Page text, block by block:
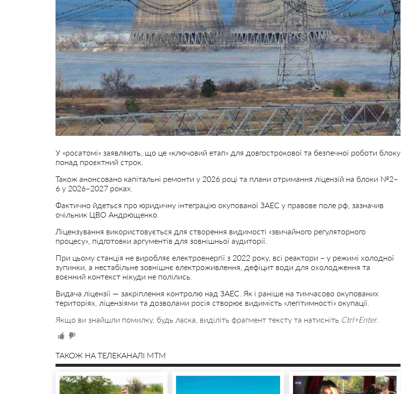
У «росатомі» заявляють, що це «ключовий етап» для довгострокової та безпечної роботи блоку
понад проєктний строк.
Також анонсовано капітальні ремонти у 2026 році та плани отримання ліцензій на блоки №2–
6 у 2026–2027 роках.
Фактично йдеться про юридичну інтеграцію окупованої ЗАЕС у правове поле рф, зазначив
очільник ЦВО Андрющенко.
Ліцензування використовується для створення видимості «звичайного регуляторного
процесу», підготовки аргументів для зовнішньої аудиторії.
При цьому станція не виробляє електроенергії з 2022 року, всі реактори – у режимі холодної
зупинки, а нестабільне зовнішнє електроживлення, дефіцит води для охолодження та
воєнний контекст нікуди не полілись.
Видача ліцензії — закріплення контролю над ЗАЕС. Як і раніше на тимчасово окупованих
територіях, ліцензіями та дозволами росія створює видимість «легітимності» окупації.
Якщо ви знайшли помилку, будь ласка, виділіть фрагмент тексту та натисніть Ctrl+Enter.
ТАКОЖ НА ТЕЛЕКАНАЛІ MTM